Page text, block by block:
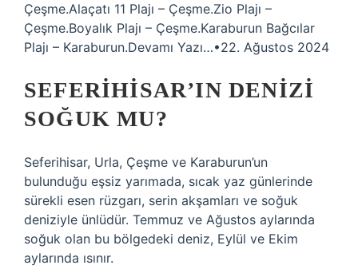
Çeşme.Alaçatı 11 Plajı – Çeşme.Zio Plajı –
Çeşme.Boyalık Plajı – Çeşme.Karaburun Bağcılar
Plajı – Karaburun.Devamı Yazı…•22. Ağustos 2024
SEFERIHISAR’IN DENIZI
SOĞUK MU?
Seferihisar, Urla, Çeşme ve Karaburun’un
bulunduğu eşsiz yarımada, sıcak yaz günlerinde
sürekli esen rüzgarı, serin akşamları ve soğuk
deniziyle ünlüdür. Temmuz ve Ağustos aylarında
soğuk olan bu bölgedeki deniz, Eylül ve Ekim
aylarında ısınır.